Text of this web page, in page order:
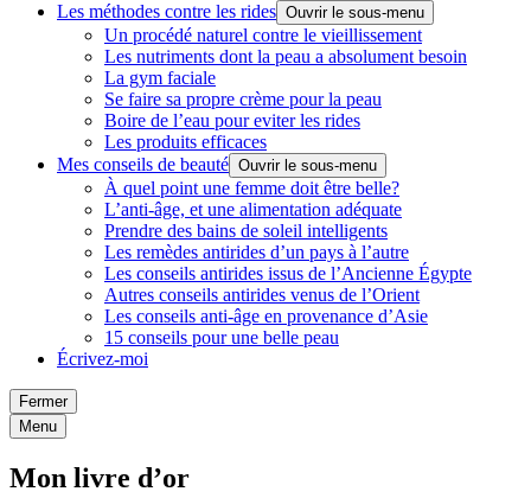
Les méthodes contre les rides Ouvrir le sous-menu
Un procédé naturel contre le vieillissement
Les nutriments dont la peau a absolument besoin
La gym faciale
Se faire sa propre crème pour la peau
Boire de l’eau pour eviter les rides
Les produits efficaces
Mes conseils de beauté Ouvrir le sous-menu
À quel point une femme doit être belle?
L’anti-âge, et une alimentation adéquate
Prendre des bains de soleil intelligents
Les remèdes antirides d’un pays à l’autre
Les conseils antirides issus de l’Ancienne Égypte
Autres conseils antirides venus de l’Orient
Les conseils anti-âge en provenance d’Asie
15 conseils pour une belle peau
Écrivez-moi
Fermer
Menu
Mon livre d’or